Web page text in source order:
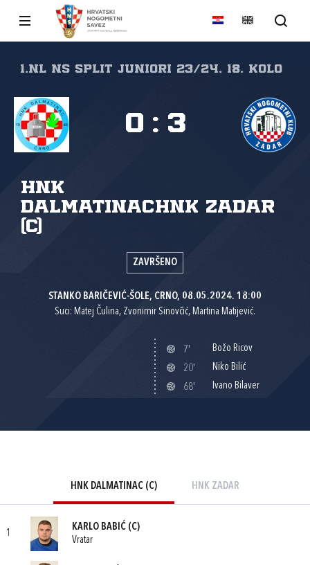
1.NL NS Split Juniori 23/24, 18. kolo
HNK
Dalmatinac
(C)
HNK Zadar
0 : 3
ZAVRŠENO
STANKO BARIČEVIĆ-ŠOLE, CRNO, 08.05.2024. 18:00
Suci: Matej Čulina, Zvonimir Sinovčić, Martina Matijević.
7'
Božo Ricov
20'
Niko Bilić
68'
Ivano Bilaver
HNK DALMATINAC (C) HNK ZADAR
1
KARLO BABIĆ (C)
Vratar